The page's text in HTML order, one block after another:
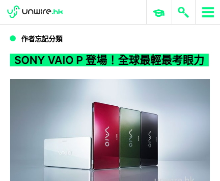
SONY VAIO P 登場！全球最輕最考眼力
WWDC 2026 ERP 與商業 AI
作者忘記分類
SONY VAIO P 登場！全球最輕最考眼力